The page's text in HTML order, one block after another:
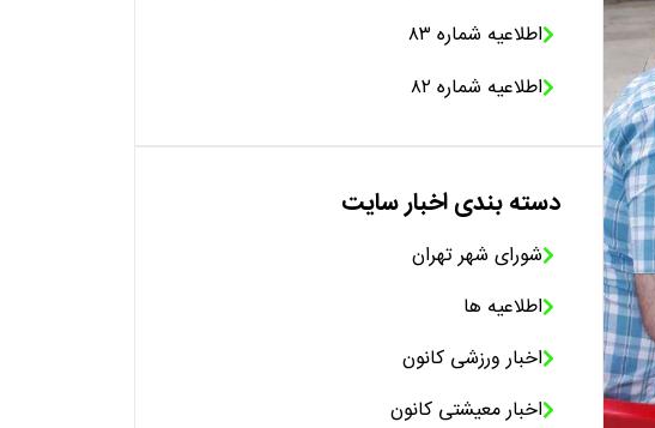
اطلاعیه شماره ۸۳
اطلاعیه شماره ۸۲
دسته بندی اخبار سایت
شورای شهر تهران
اطلاعیه ها
اخبار ورزشی کانون
اخبار معیشتی کانون